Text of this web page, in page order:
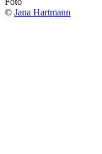
© Jana Hartmann